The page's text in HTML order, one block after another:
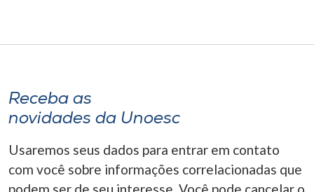
A-
Receba as
novidades da Unoesc
Usaremos seus dados para entrar em contato
com você sobre informações correlacionadas que
podem ser de seu interesse. Você pode cancelar o